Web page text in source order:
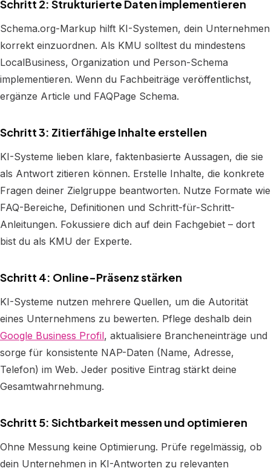
Schritt 2: Strukturierte Daten implementieren
Schema.org-Markup hilft KI-Systemen, dein Unternehmen
korrekt einzuordnen. Als KMU solltest du mindestens
LocalBusiness, Organization und Person-Schema
implementieren. Wenn du Fachbeiträge veröffentlichst,
ergänze Article und FAQPage Schema.
Schritt 3: Zitierfähige Inhalte erstellen
KI-Systeme lieben klare, faktenbasierte Aussagen, die sie
als Antwort zitieren können. Erstelle Inhalte, die konkrete
Fragen deiner Zielgruppe beantworten. Nutze Formate wie
FAQ-Bereiche, Definitionen und Schritt-für-Schritt-
Anleitungen. Fokussiere dich auf dein Fachgebiet – dort
bist du als KMU der Experte.
Schritt 4: Online-Präsenz stärken
KI-Systeme nutzen mehrere Quellen, um die Autorität
eines Unternehmens zu bewerten. Pflege deshalb dein
Google Business Profil, aktualisiere Brancheneinträge und
sorge für konsistente NAP-Daten (Name, Adresse,
Telefon) im Web. Jeder positive Eintrag stärkt deine
Gesamtwahrnehmung.
Schritt 5: Sichtbarkeit messen und optimieren
Ohne Messung keine Optimierung. Prüfe regelmässig, ob
dein Unternehmen in KI-Antworten zu relevanten